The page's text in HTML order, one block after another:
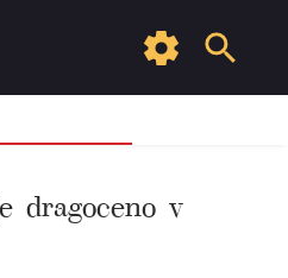
dragoceno v